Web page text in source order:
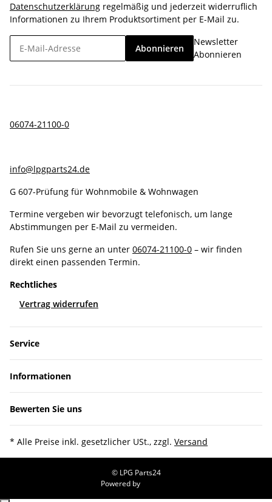
Datenschutzerklärung regelmäßig und jederzeit widerruflich
Informationen zu Ihrem Produktsortiment per E-Mail zu.
Abonnieren
Newsletter
Abonnieren
06074-21100-0
info@lpgparts24.de
G 607-Prüfung für Wohnmobile & Wohnwagen
Termine vergeben wir bevorzugt telefonisch, um lange
Abstimmungen per E-Mail zu vermeiden.
Rufen Sie uns gerne an unter 06074-21100-0 – wir finden
direkt einen passenden Termin.
Rechtliches
Vertrag widerrufen
Service
Informationen
Bewerten Sie uns
* Alle Preise inkl. gesetzlicher USt., zzgl. Versand
© LPG Parts24
Powered by